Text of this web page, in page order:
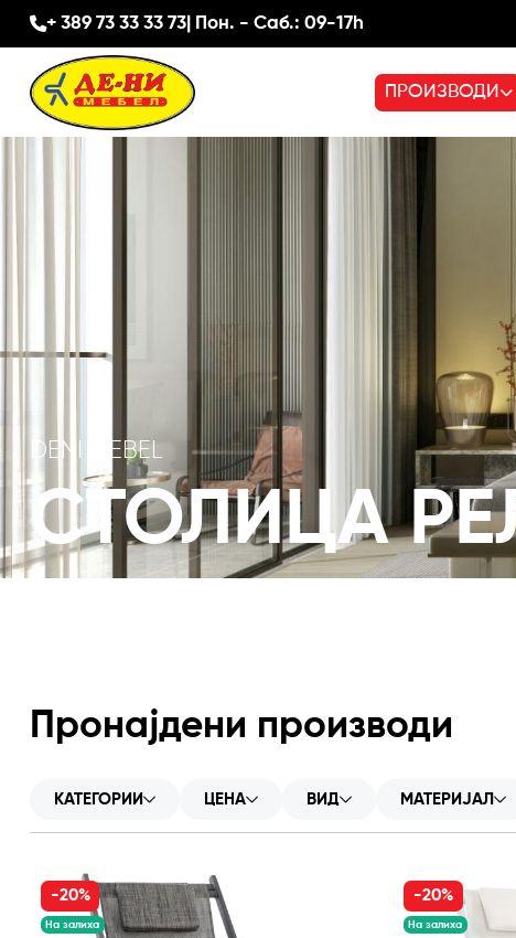
+ 389 73 33 33 73| Пон. - Саб.: 09-17h
ПРОИЗВОДИ
DENI MEBEL
СТОЛИЦА
Пронајдени производи
КАТЕГОРИИ ЦЕНА ВИД МАТЕРИЈАЛ
-20%
На залиха
-20%
На залиха